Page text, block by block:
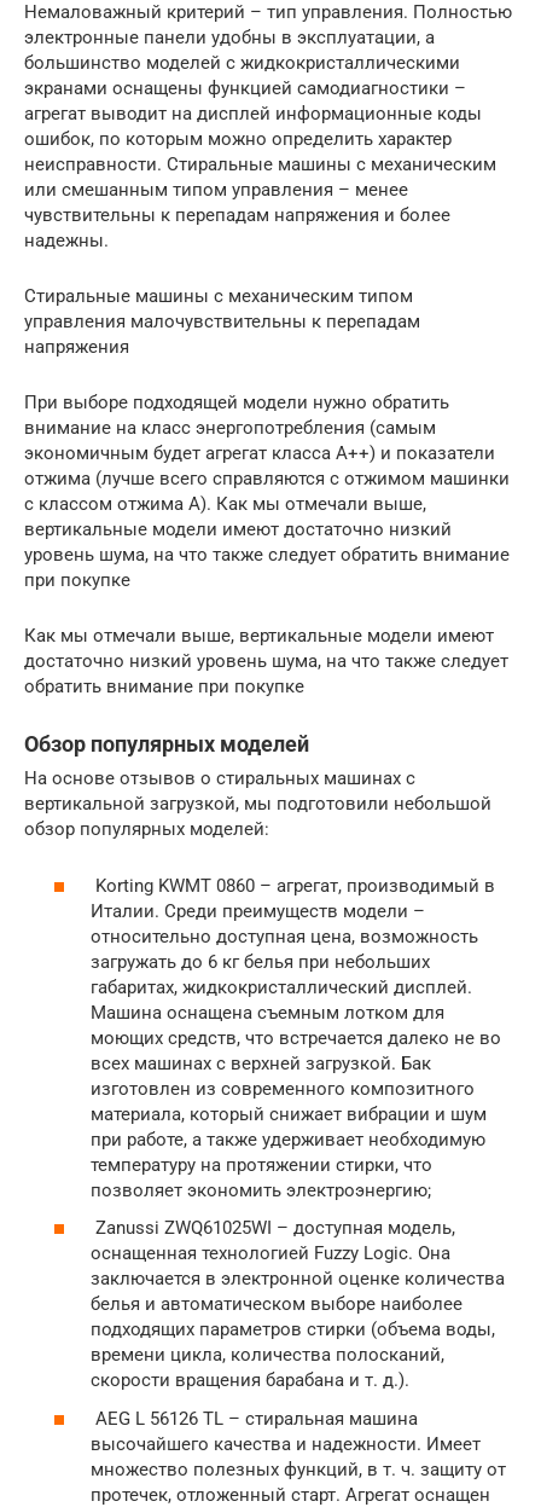
Немаловажный критерий – тип управления. Полностью
электронные панели удобны в эксплуатации, а
большинство моделей с жидкокристаллическими
экранами оснащены функцией самодиагностики –
агрегат выводит на дисплей информационные коды
ошибок, по которым можно определить характер
неисправности. Стиральные машины с механическим
или смешанным типом управления – менее
чувствительны к перепадам напряжения и более
надежны.
Стиральные машины с механическим типом
управления малочувствительны к перепадам
напряжения
При выборе подходящей модели нужно обратить
внимание на класс энергопотребления (самым
экономичным будет агрегат класса А++) и показатели
отжима (лучше всего справляются с отжимом машинки
с классом отжима А). Как мы отмечали выше,
вертикальные модели имеют достаточно низкий
уровень шума, на что также следует обратить внимание
при покупке
Как мы отмечали выше, вертикальные модели имеют
достаточно низкий уровень шума, на что также следует
обратить внимание при покупке
Обзор популярных моделей
На основе отзывов о стиральных машинах с
вертикальной загрузкой, мы подготовили небольшой
обзор популярных моделей:
Korting KWMT 0860 – агрегат, производимый в
Италии. Среди преимуществ модели –
относительно доступная цена, возможность
загружать до 6 кг белья при небольших
габаритах, жидкокристаллический дисплей.
Машина оснащена съемным лотком для
моющих средств, что встречается далеко не во
всех машинах с верхней загрузкой. Бак
изготовлен из современного композитного
материала, который снижает вибрации и шум
при работе, а также удерживает необходимую
температуру на протяжении стирки, что
позволяет экономить электроэнергию;
Zanussi ZWQ61025WI – доступная модель,
оснащенная технологией Fuzzy Logic. Она
заключается в электронной оценке количества
белья и автоматическом выборе наиболее
подходящих параметров стирки (объема воды,
времени цикла, количества полосканий,
скорости вращения барабана и т. д.).
AEG L 56126 TL – стиральная машина
высочайшего качества и надежности. Имеет
множество полезных функций, в т. ч. защиту от
протечек, отложенный старт. Агрегат оснащен